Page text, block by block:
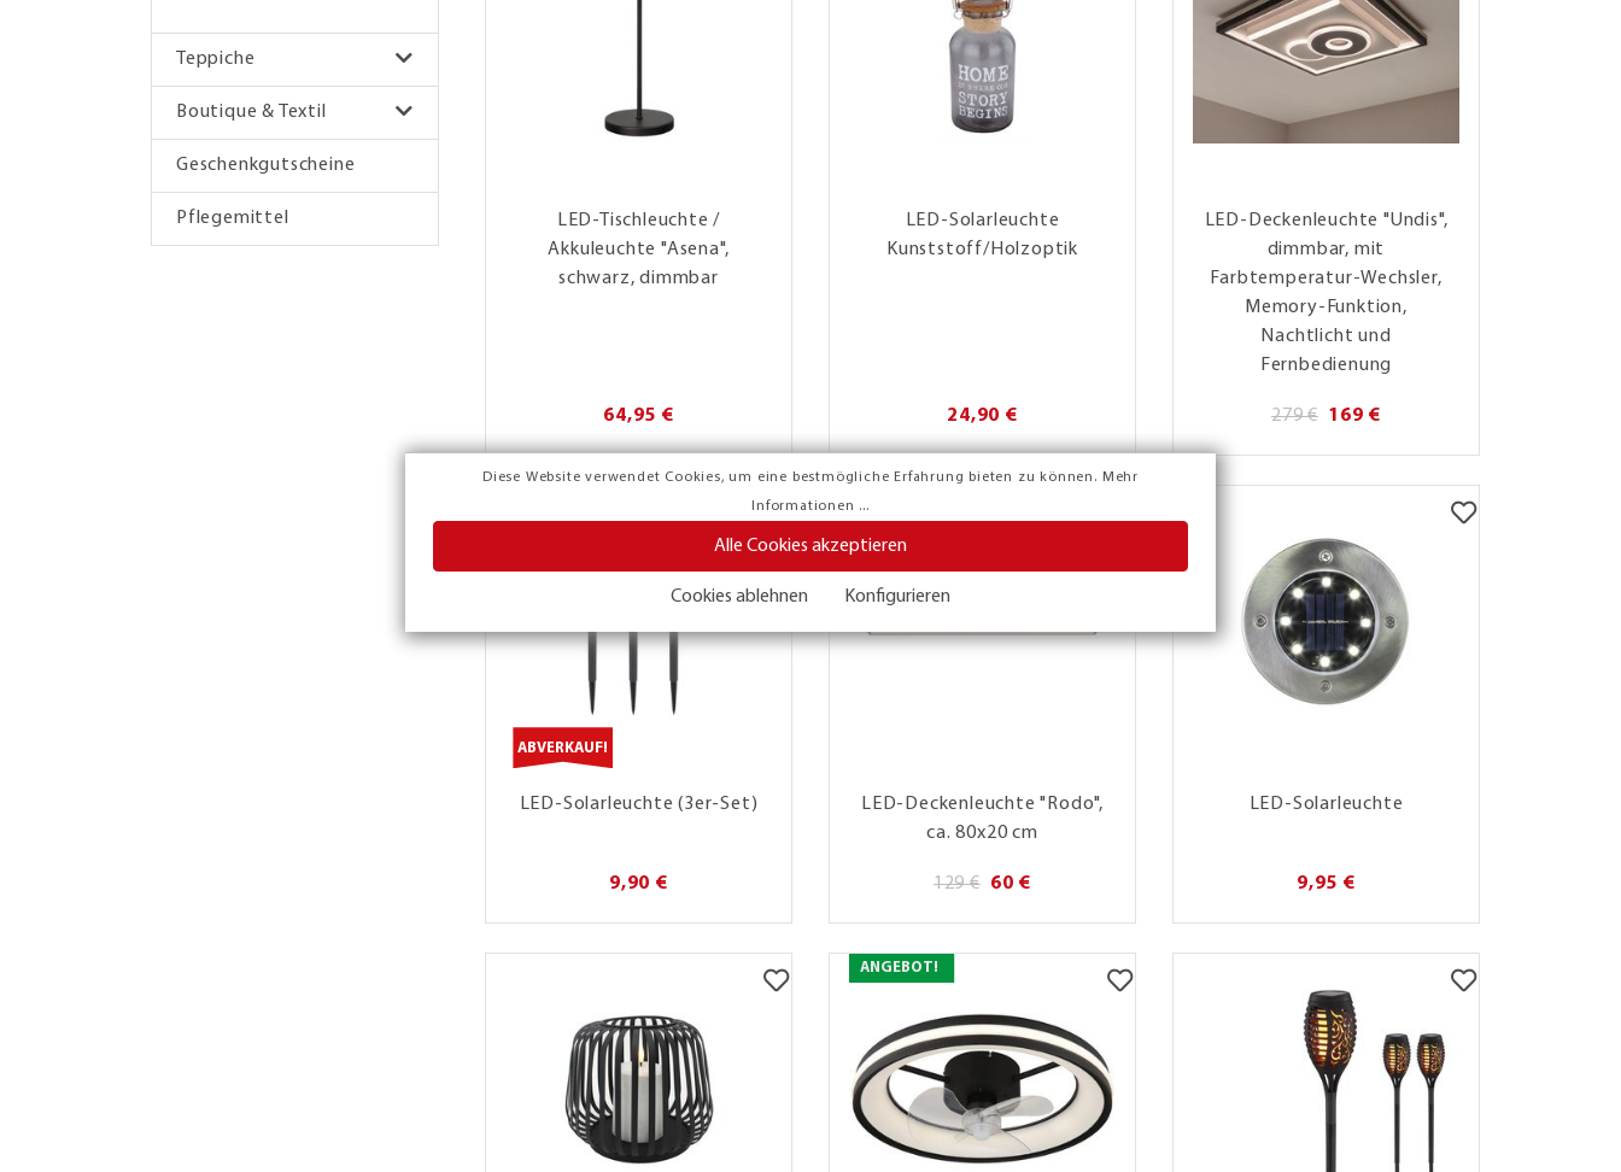
Diese Website verwendet Cookies, um eine bestmögliche Erfahrung bieten zu können. Mehr
Informationen ...
Alle Cookies akzeptieren
Cookies ablehnen Konfigurieren
Teppiche
Boutique & Textil
Geschenkgutscheine
Pflegemittel
LED-Tischleuchte /
Akkuleuchte "Asena",
schwarz, dimmbar
64,95 €
LED-Solarleuchte
Kunststoff/Holzoptik
24,90 €
LED-Deckenleuchte "Undis",
dimmbar, mit
Farbtemperatur-Wechsler,
Memory-Funktion,
Nachtlicht und
Fernbedienung
279 € 169 €
ABVERKAUF!
LED-Solarleuchte (3er-Set)
9,90 €
LED-Deckenleuchte "Rodo",
ca. 80x20 cm
129 € 60 €
LED-Solarleuchte
9,95 €
ANGEBOT!